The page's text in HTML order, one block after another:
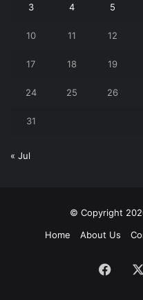
3 4 5
10 11 12
17 18 19
24 25 26
31
« Jul
© Copyright
Home
About Us